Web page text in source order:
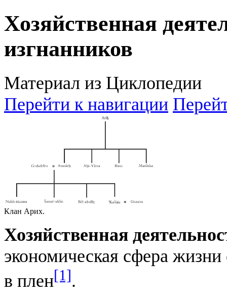
Хозяйственная
изгнанников
Материал из Циклопедии
Перейти к навигации
Клан Арих.
Хозяйственная
экономическая сфера
в плен[1].